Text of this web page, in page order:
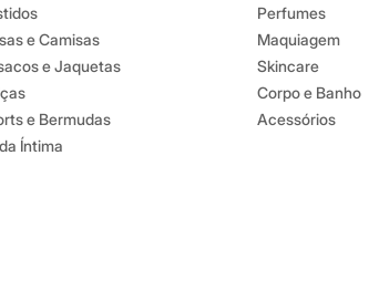
e Camisas
e Jaquetas
e Bermudas
Íntima
Perfumes
Maquiagem
Skincare
Corpo e Banho
Acessórios